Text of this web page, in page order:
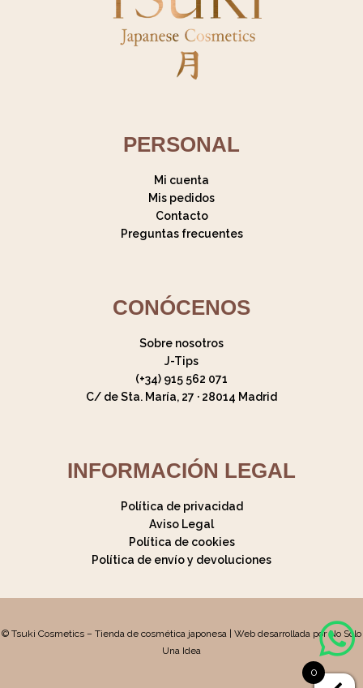
PERSONAL
Mi cuenta
Mis pedidos
Contacto
Preguntas frecuentes
CONÓCENOS
Sobre nosotros
J-Tips
(+34) 915 562 071
C/ de Sta. María, 27 · 28014 Madrid
INFORMACIÓN LEGAL
Política de privacidad
Aviso Legal
Política de cookies
Política de envío y devoluciones
© Tsuki Cosmetics – Tienda de cosmética japonesa | Web desarrollada por No Solo
Una Idea
0